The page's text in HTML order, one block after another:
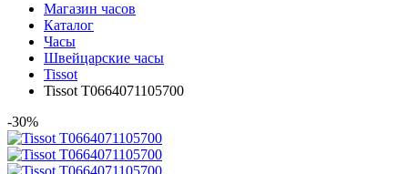
Магазин часов
Каталог
Часы
Швейцарские часы
Tissot
Tissot T0664071105700
-30%